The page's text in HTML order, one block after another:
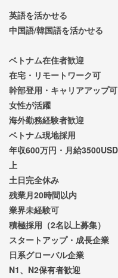
英語を活かせる
中国語/韓国語を活かせる
ベトナム在住者歓迎
在宅・リモートワーク可
幹部登用・キャリアアップ可
女性が活躍
海外勤務経験者歓迎
ベトナム現地採用
年収600万円・月給
上
土日完全休み
残業月20時間以内
業界未経験可
積極採用（2名以上募集）
スタートアップ・成長企業
日系グローバル企業
N1、N2保有者歓迎